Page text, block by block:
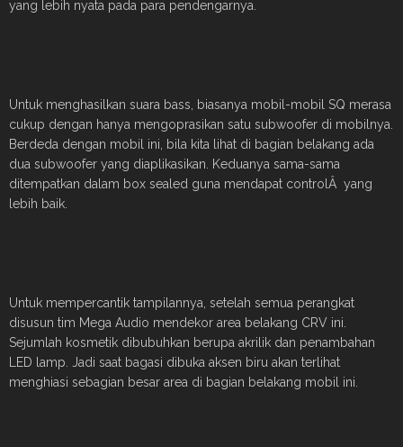
yang lebih nyata pada para pendengarnya.
Untuk menghasilkan suara bass, biasanya mobil-mobil SQ merasa
cukup dengan hanya mengoprasikan satu subwoofer di mobilnya.
Berdeda dengan mobil ini, bila kita lihat di bagian belakang ada
dua subwoofer yang diaplikasikan. Keduanya sama-sama
ditempatkan dalam box sealed guna mendapat controlÂ yang
lebih baik.
Untuk mempercantik tampilannya, setelah semua perangkat
disusun tim Mega Audio mendekor area belakang CRV ini.
Sejumlah kosmetik dibubuhkan berupa akrilik dan penambahan
LED lamp. Jadi saat bagasi dibuka aksen biru akan terlihat
menghiasi sebagian besar area di bagian belakang mobil ini.